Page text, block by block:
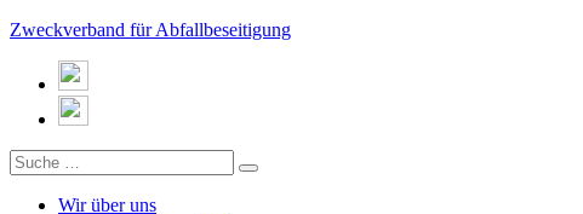
Zweckverband für Abfallbeseitigung
Wir über uns